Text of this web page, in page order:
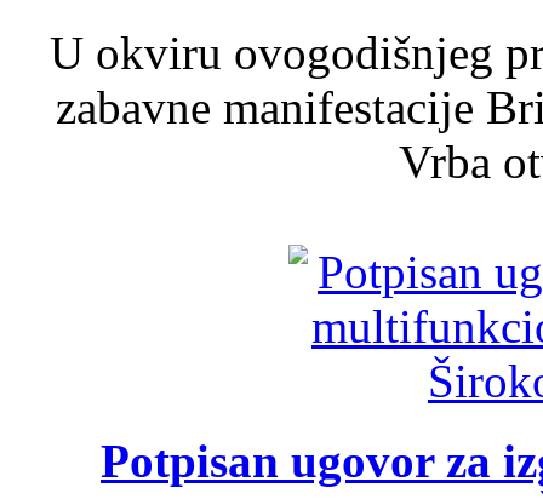
U okviru ovogodišnjeg
zabavne manifestacije
Vrba
Potpisan ugovor za